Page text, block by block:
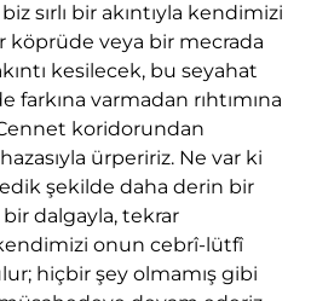
sırlı bir akıntıyla kendimizi
köprüde veya bir mecrada
kesilecek, bu seyahat
farkına varmadan rıhtımına
koridorundan
ürpeririz. Ne var ki
şekilde daha derin bir
dalgayla, tekrar
kendimizi onun cebrî-lütfî
hiçbir şey olmamış gibi